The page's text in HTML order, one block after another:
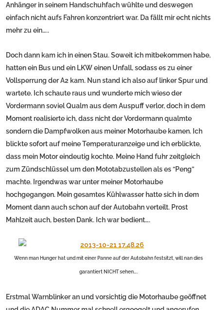
Anhänger in seinem Handschuhfach wühlte und deswegen
einfach nicht aufs Fahren konzentriert war. Da fällt mir echt nichts
mehr zu ein…..
Doch dann kam ich in einen Stau. Soweit ich mitbekommen habe,
hatten ein Bus und ein LKW einen Unfall, sodass es zu einer
Vollsperrung der A2 kam. Nun stand ich also auf linker Spur und
wartete. Ich schaute raus und wunderte mich wieso der
Vordermann soviel Qualm aus dem Auspuff verlor, doch in dem
Moment realisierte ich, dass nicht der Vordermann qualmte
sondern die Dampfwolken aus meiner Motorhaube kamen. Ich
blickte sofort auf meine Temperaturanzeige und ich erblickte,
dass mein Motor eindeutig kochte. Meine Hand fuhr zeitgleich
zum Zündschlüssel um den Mototabzustellen als es “Peng”
machte. Irgendwas war unter meiner Motorhaube
hochgegangen. Mein gesamtes Kühlwasser hatte sich in dem
Moment dann auch schon auf der Autobahn verteilt. Prost
Mahlzeit auch, besten Dank. Ich war bedient….
Wenn man Hunger hat und mit einer Panne auf der Autobahn festsitzt, will nan dies
garantiert NICHT sehen….
Erstmal Warnblinker an und vorsichtig die Motorhaube geöffnet